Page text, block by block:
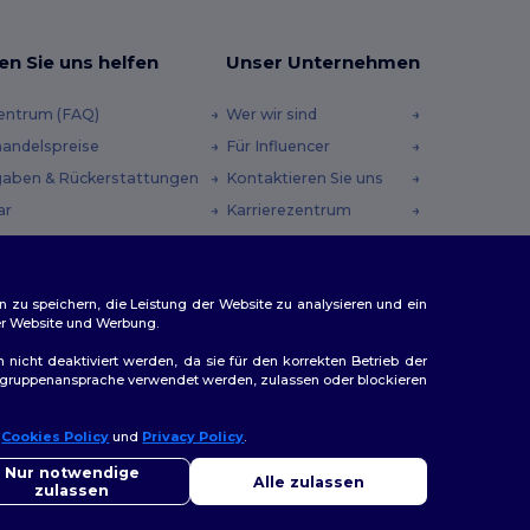
Sie uns helfen
(FAQ)
& Rückerstattungen
Unser Unternehmen
Wer wir sind
Für Influencer
Kontaktieren Sie uns
Karrierezentrum
speichern, die Leistung der Website zu analysieren und ein
Website und Werbung.
nicht deaktiviert werden, da sie für den korrekten Betrieb der
verwendet werden, zulassen oder blockieren
Cookies Policy und Privacy Policy.
Nur notwendige
zulassen
Alle zulassen
Sie Fragen oder Bedenken haben, können Sie uns jederzeit
Unser Chatbot ist hier, um Ihnen zu helfen.